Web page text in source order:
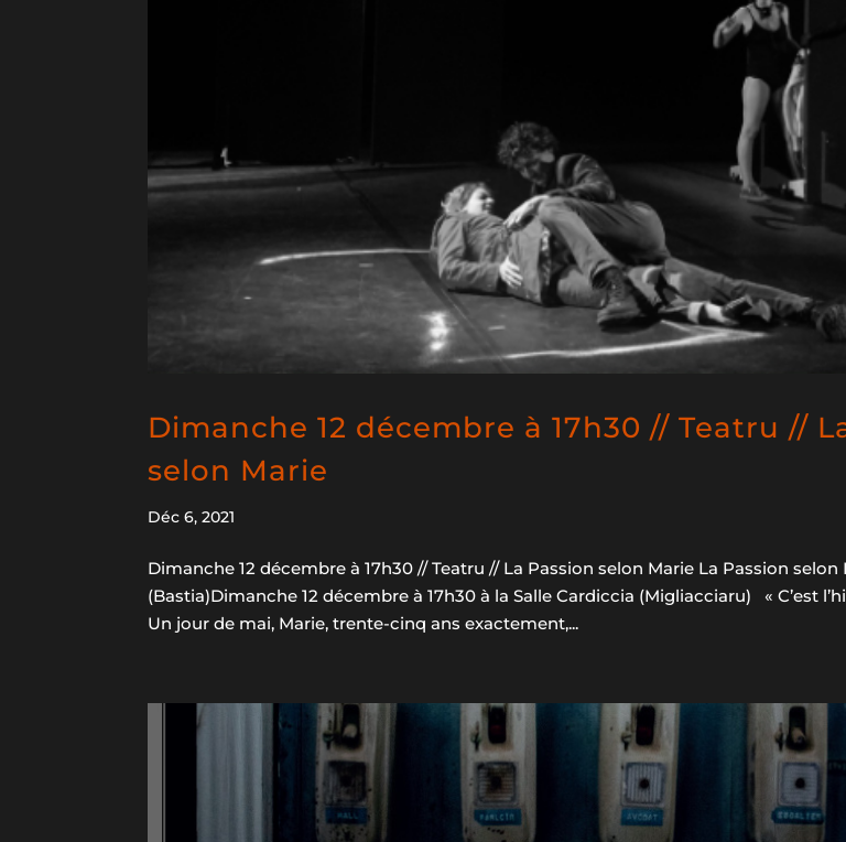
Dimanche 12 décembre à 17h30 // Teatru //
selon Marie
Déc 6, 2021
Dimanche 12 décembre à 17h30 // Teatru // La Passion selon Marie La Passion selon
(Bastia)Dimanche 12 décembre à 17h30 à la Salle Cardiccia (Migliacciaru) « C’est
Un jour de mai, Marie, trente-cinq ans exactement,...